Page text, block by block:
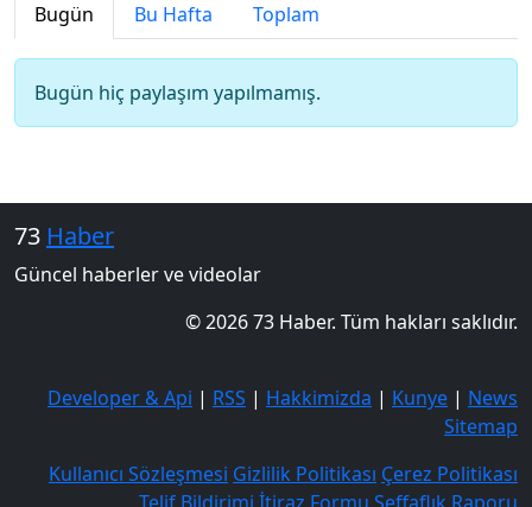
Bugün Bu Hafta Toplam
Bugün hiç paylaşım yapılmamış.
73 Haber
Güncel haberler ve videolar
© 2026 73 Haber. Tüm hakları saklıdır.
Developer & Api | RSS | Hakkimizda | Kunye | News
Sitemap
Kullanıcı Sözleşmesi Gizlilik Politikası Çerez Politikası